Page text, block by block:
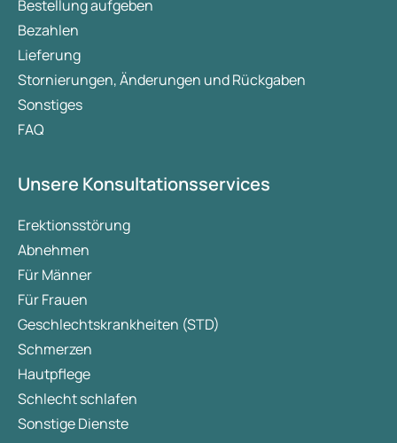
Bestellung aufgeben
Bezahlen
Lieferung
Stornierungen, Änderungen und Rückgaben
Sonstiges
FAQ
Unsere Konsultationsservices
Erektionsstörung
Abnehmen
Für Männer
Für Frauen
Geschlechtskrankheiten (STD)
Schmerzen
Hautpflege
Schlecht schlafen
Sonstige Dienste